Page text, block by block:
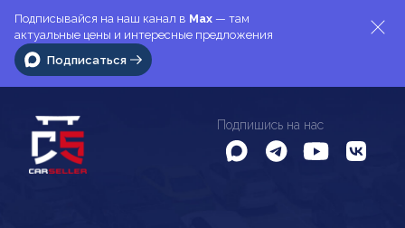
Подписывайся на наш канал в Max — там
актуальные цены и интересные предложения
Подписаться
Подпишись на нас